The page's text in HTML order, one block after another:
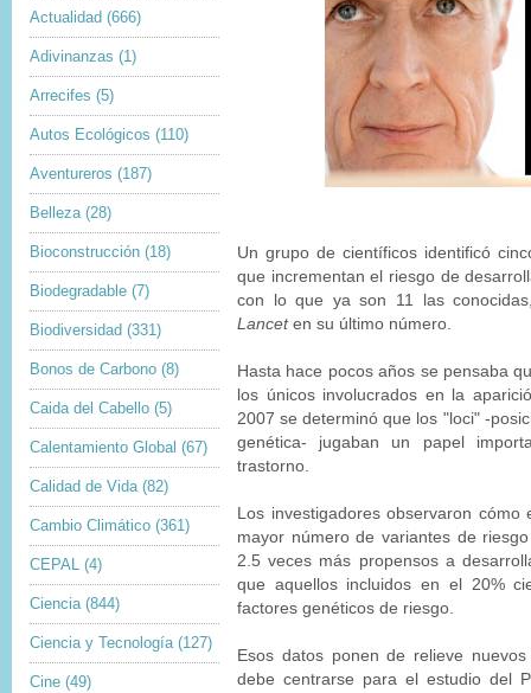
Actualidad (666)
Adivinanzas (1)
Arrecifes (5)
Autos Ecológicos (110)
Aventureros (187)
Belleza (28)
Bioconstrucción (18)
Biodegradable (7)
Biodiversidad (331)
Bonos de Carbono (8)
Caida del Cabello (5)
Calentamiento Global (67)
Calidad de Vida (82)
Cambio Climático (361)
CEPAL (4)
Ciencia (844)
Ciencia y Tecnología (127)
Cine (49)
Un grupo de científicos identificó
que incrementan el riesgo de
con lo que ya son 11 las
Lanceten su último número.
Hasta hace pocos años se pensaba
los únicos involucrados en la
2007 se determinó que los "loci" -
genética- jugaban un papel
trastorno.
Los investigadores observaron
mayor número de variantes de
2.5 veces más propensos a
que aquellos incluidos en el 20%
factores genéticos de riesgo.
Esos datos ponen de relieve
debe centrarse para el estudio del